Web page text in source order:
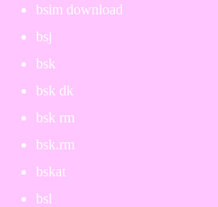
bsim download
bsj
bsk
bsk dk
bsk rm
bsk.rm
bskat
bsl